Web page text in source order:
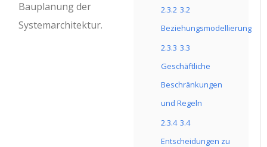
2.3.2 3.2
Beziehungsmodellierung
2.3.3 3.3
Geschäftliche
Beschränkungen
und Regeln
2.3.4 3.4
Entscheidungen zu
Bauplanung der
Systemarchitektur.